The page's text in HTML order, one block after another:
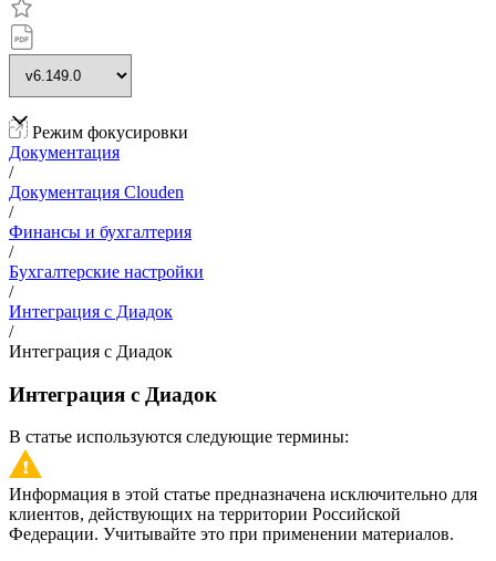
Режим фокусировки
Документация
/
Документация Clouden
/
Финансы и бухгалтерия
/
Бухгалтерские настройки
/
Интеграция с Диадок
/
Интеграция с Диадок
Интеграция с Диадок
В статье используются следующие термины:
Информация в этой статье предназначена исключительно для
клиентов, действующих на территории Российской
Федерации. Учитывайте это при применении материалов.